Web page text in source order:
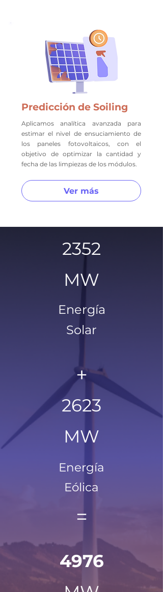
Predicción de Soiling
Aplicamos analítica avanzada para
estimar el nivel de ensuciamiento de
los paneles fotovoltaicos, con el
objetivo de optimizar la cantidad y
fecha de las limpiezas de los módulos.
Ver más
2352
MW
Energía
Solar
+
2623
MW
Energía
Eólica
=
4976